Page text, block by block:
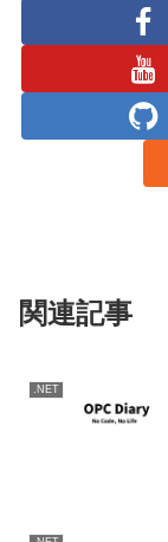
関連記事
.NET